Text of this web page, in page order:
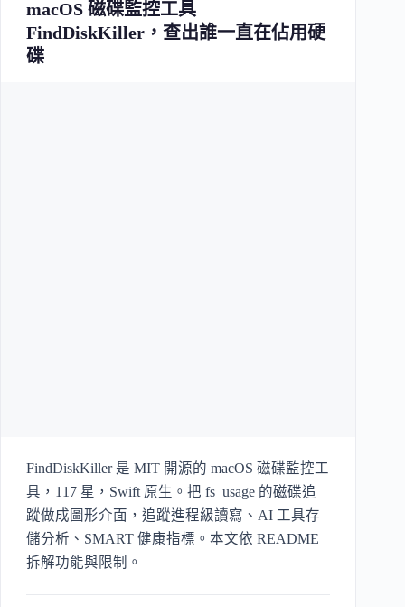
macOS 磁碟監控工具
FindDiskKiller，查出誰一直在佔用硬
碟
FindDiskKiller 是 MIT 開源的 macOS 磁碟監控工
具，117 星，Swift 原生。把 fs_usage 的磁碟追
蹤做成圖形介面，追蹤進程級讀寫、AI 工具存
儲分析、SMART 健康指標。本文依 README
拆解功能與限制。